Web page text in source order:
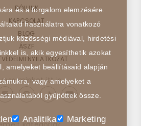
RÓLUNK
KAPCSOLAT
BLOG
ÁSZF
NYILATKOZAT
minket itt is:
és a forgalom elemzésére.
használatra vonatkozó
közösségi médiával, hirdetési
is, akik egyesíthetik azokat
amelyeket beállításaid alapján
vagy amelyeket a
gyűjtöttek össze.
Analitika Marketing